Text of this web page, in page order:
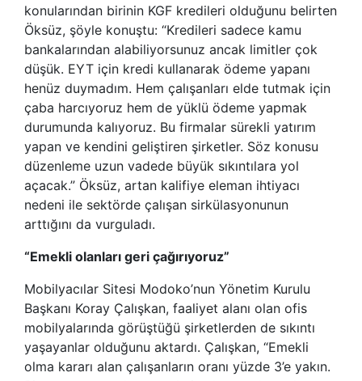
konularından birinin KGF kredileri olduğunu belirten
Öksüz, şöyle konuştu: “Kredileri sadece kamu
bankalarından alabiliyorsunuz ancak limitler çok
düşük. EYT için kredi kullanarak ödeme yapanı
henüz duymadım. Hem çalışanları elde tutmak için
çaba harcıyoruz hem de yüklü ödeme yapmak
durumunda kalıyoruz. Bu firmalar sürekli yatırım
yapan ve kendini geliştiren şirketler. Söz konusu
düzenleme uzun vadede büyük sıkıntılara yol
açacak.” Öksüz, artan kalifiye eleman ihtiyacı
nedeni ile sektörde çalışan sirkülasyonunun
arttığını da vurguladı.
“Emekli olanları geri çağırıyoruz”
Mobilyacılar Sitesi Modoko’nun Yönetim Kurulu
Başkanı Koray Çalışkan, faaliyet alanı olan ofis
mobilyalarında görüştüğü şirketlerden de sıkıntı
yaşayanlar olduğunu aktardı. Çalışkan, “Emekli
olma kararı alan çalışanların oranı yüzde 3’e yakın.